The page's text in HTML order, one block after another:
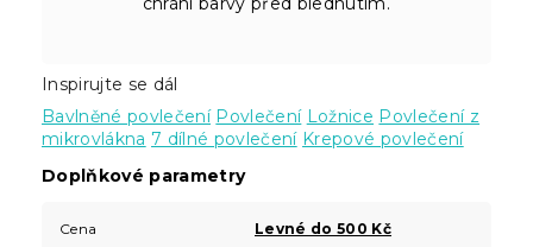
Inspirujte se dál
Bavlněné povlečení Povlečení Ložnice Povlečení z
mikrovlákna 7 dílné povlečení Krepové povlečení
Doplňkové parametry
Cena Levné do 500 Kč